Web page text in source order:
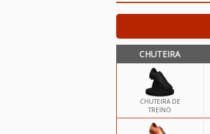
CHUTEIRA
CHUTEIRA DE
TREINO